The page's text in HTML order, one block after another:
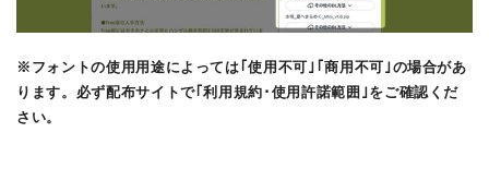
※フォントの使用用途によっては｢使用不可｣｢商用不可｣の場合があ
ります。必ず配布サイトで｢利用規約･使用許諾範囲｣をご確認くだ
さい。